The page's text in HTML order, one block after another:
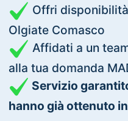
Offri
Olgiate Comasco
Affidati a un
alla tua domanda
Servizio
hanno già ottenuto